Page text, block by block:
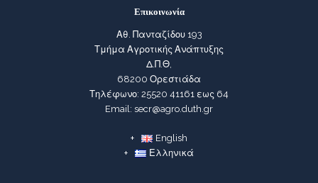
Επικοινωνία
Αθ. Πανταζίδου 193
Τμήμα Αγροτικής Ανάπτυξης
Δ.Π.Θ,
68200 Ορεστιάδα
Τηλέφωνο: 25520 41161 εως 64
Email: secr@agro.duth.gr
English
Ελληνικά